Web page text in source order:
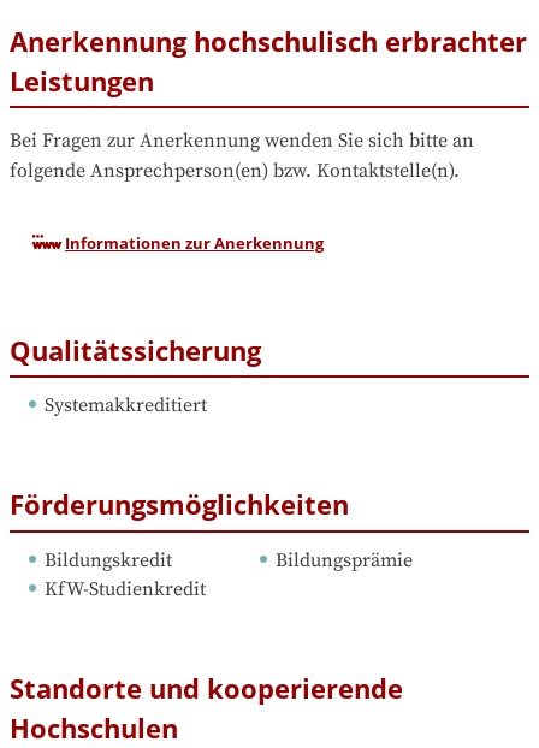
Anerkennung hochschulisch erbrachter
Leistungen
Bei Fragen zur Anerkennung wenden Sie sich bitte an
folgende Ansprechperson(en) bzw. Kontaktstelle(n).
Informationen zur Anerkennung
Qualitätssicherung
Systemakkreditiert
Förderungsmöglichkeiten
Bildungskredit
Bildungsprämie
KfW-Studienkredit
Standorte und kooperierende
Hochschulen